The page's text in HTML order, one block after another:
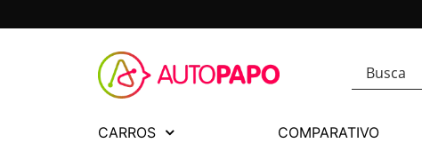
CARROS COMPARATIVO